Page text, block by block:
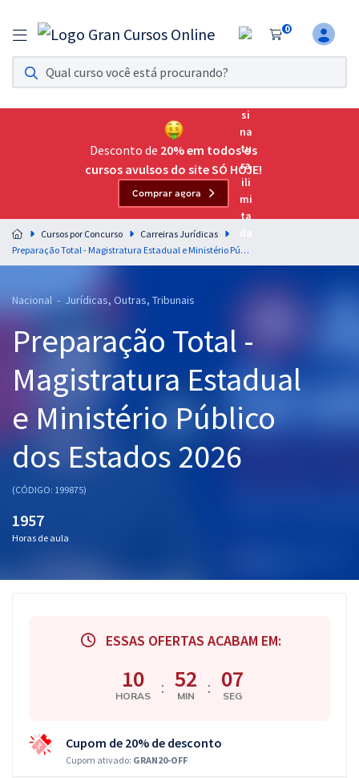
0
Assinatura Ilimitada 11
Acesso a todos os cursos. Teste grátis por 7 dias!
Assinatura OAB Até Passar
Acesso ilimitado a toda preparação para o Exame da
Residências Multiprofissionais
Preparação completa e intensiva para as principais
residências em saúde do Brasil
Cursos 20% OFF
Pós
Graduação
OAB
Questões grátis
Desconto de 20% em todos os
cursos avulsos do site SÓ HOJE!
Comprar agora
Cursos por Concurso
Carreiras Jurídicas
Preparação Total - Magistratura Estadual e Ministério Público dos Estados 2026
Nacional - Jurídicas, Outras, Tribunais
Preparação Total -
Magistratura Estadual
e Ministério Público
dos Estados 2026
(CÓDIGO: 199875)
1957
Horas de aula
ESSAS OFERTAS ACABAM EM:
10
HORAS : 52
MIN : 07
SEG
Cupom de 20% de desconto
Cupom ativado: GRAN20-OFF